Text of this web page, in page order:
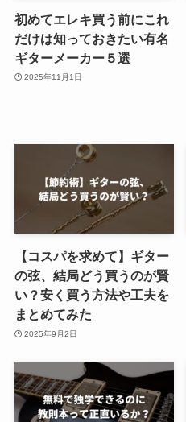
初めてエレキ買う前にこれ
だけは知っておきたい有名
ギターメーカー５選
2025年11月1日
【コスパを求めて】ギター
の弦、結局どう買うのが賢
い？安く買う方法や工夫を
まとめてみた
2025年9月2日